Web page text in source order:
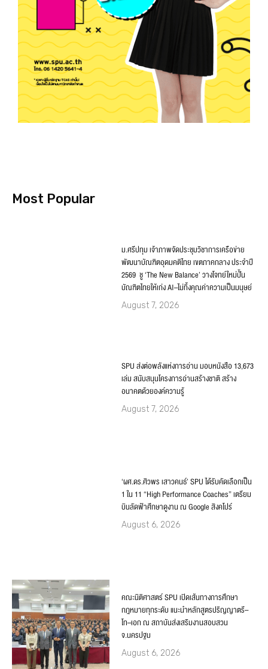
Most Popular
ม.ศรีปทุม เจ้าภาพจัดประชุมวิชาการเครือข่าย
พัฒนาบัณฑิตอุดมคติไทย เขตภาคกลาง ประจำปี
2569 ชู ‘The New Balance’ วางโจทย์ใหม่ปั้น
บัณฑิตไทยให้เก่ง AI–ไม่ทิ้งคุณค่าความเป็นมนุษย์
August 7, 2026
SPU ส่งต่อพลังแห่งการอ่าน มอบหนังสือ 13,673
เล่ม สนับสนุนโครงการอ่านสร้างชาติ สร้าง
อนาคตด้วยองค์ความรู้
August 7, 2026
‘ผศ.ดร.ศิวพร เสาวคนธ์’ SPU ได้รับคัดเลือกเป็น
1 ใน 11 “High Performance Coaches” เตรียม
บินลัดฟ้าศึกษาดูงาน ณ Google สิงคโปร์
August 6, 2026
คณะนิติศาสตร์ SPU เปิดเส้นทางการศึกษา
กฎหมายทุกระดับ แนะนำหลักสูตรปริญญาตรี–
โท–เอก ณ สถาบันส่งเสริมงานสอบสวน
จ.นครปฐม
August 6, 2026